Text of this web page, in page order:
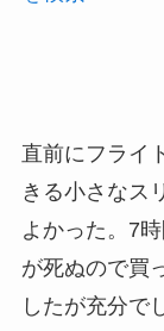
直前にフライ
きる小さなス
よかった。7
が死ぬので買
したが充分で